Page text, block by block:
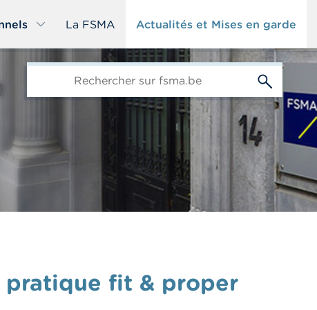
La FSMA Actualités et Mises en garde
pratique fit & proper